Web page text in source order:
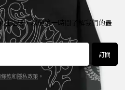
址注册，以便第一時間了解我們的最
訂閱
款和隱私政策 。